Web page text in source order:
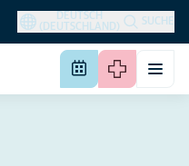
DEUTSCH
(DEUTSCHLAND)
SUCHE